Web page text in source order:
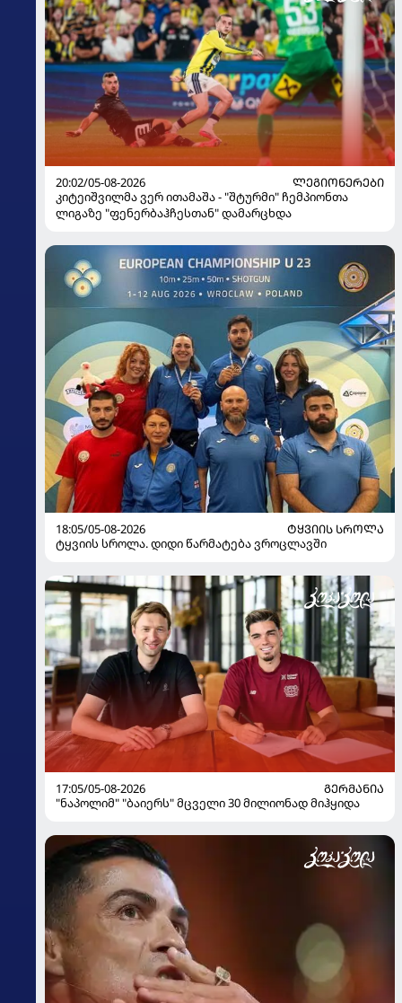
20:02/05-08-2026
ᲚᲔᲒᲘᲝᲜᲔᲠᲔᲑᲘ
კიტეიშვილმა ვერ ითამაშა - "შტურმი" ჩემპიონთა
ლიგაზე "ფენერბაჰჩესთან" დამარცხდა
18:05/05-08-2026
ᲢᲧᲕᲘᲘᲡ ᲡᲠᲝᲚᲐ
ტყვიის სროლა. დიდი წარმატება ვროცლავში
17:05/05-08-2026
ᲒᲔᲠᲛᲐᲜᲘᲐ
"ნაპოლიმ" "ბაიერს" მცველი 30 მილიონად მიჰყიდა